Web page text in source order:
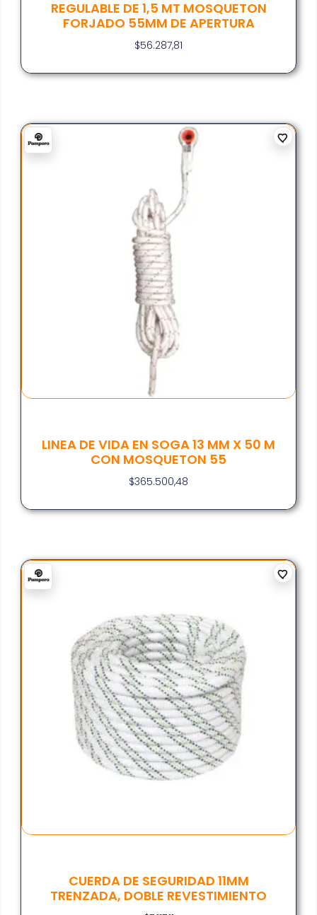
REGULABLE DE 1,5 MT MOSQUETON
FORJADO 55MM DE APERTURA
$56.287,81
LINEA DE VIDA EN SOGA 13 MM X 50 M
CON MOSQUETON 55
$365.500,48
CUERDA DE SEGURIDAD 11MM
TRENZADA, DOBLE REVESTIMIENTO